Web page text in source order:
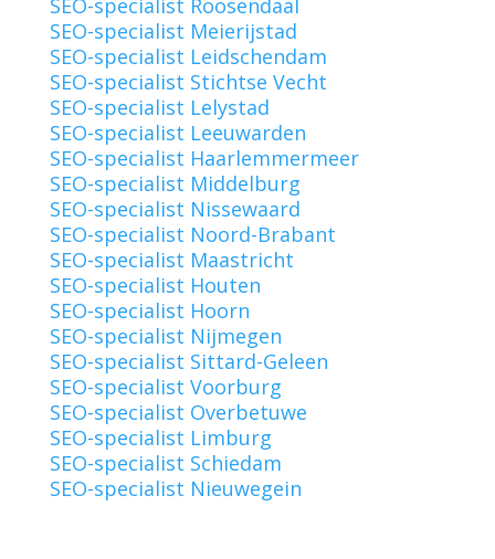
SEO-specialist Meierijstad
SEO-specialist Leidschendam
SEO-specialist Stichtse Vecht
SEO-specialist Lelystad
SEO-specialist Leeuwarden
SEO-specialist Haarlemmermeer
SEO-specialist Middelburg
SEO-specialist Nissewaard
SEO-specialist Noord-Brabant
SEO-specialist Maastricht
SEO-specialist Houten
SEO-specialist Hoorn
SEO-specialist Nijmegen
SEO-specialist Sittard-Geleen
SEO-specialist Voorburg
SEO-specialist Overbetuwe
SEO-specialist Limburg
SEO-specialist Schiedam
SEO-specialist Nieuwegein